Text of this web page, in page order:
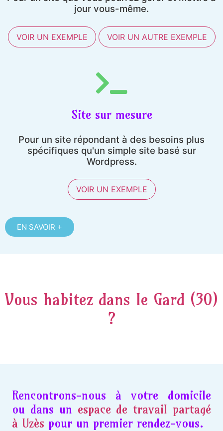
jour vous-même.
VOIR UN EXEMPLE VOIR UN AUTRE EXEMPLE
Site sur mesure
Pour un site répondant à des besoins plus
spécifiques qu'un simple site basé sur
Wordpress.
VOIR UN EXEMPLE
EN SAVOIR +
Vous habitez dans le Gard (30)
?
Rencontrons-nous à votre domicile
ou dans un espace de travail partagé
à Uzès pour un premier rendez-vous.